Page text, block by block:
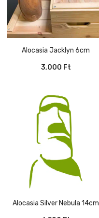
Alocasia Jacklyn 6cm
3,000 Ft
Alocasia Silver Nebula 14cm